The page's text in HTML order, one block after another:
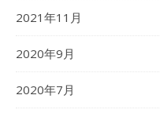
2021年11月
2020年9月
2020年7月